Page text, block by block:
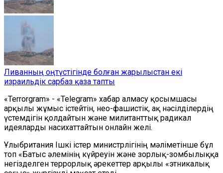
Ливанның оңтүстігінде болған жарылыстан екі
израильдік сарбаз қаза тапты
«Terrorgram» - «Telegram» хабар алмасу қосымшасы
арқылы жұмыс істейтін, нео-фашистік, ақ нәсілділердің
үстемдігін қолдайтын және милитанттық радикал
идеяларды насихаттайтын онлайн желі.
Ұлыбритания Ішкі істер министрлігінің мәліметінше бұл
топ «Батыс әлемінің күйреуін және зорлық-зомбылыққа
негізделген террорлық әрекеттер арқылы «этникалық